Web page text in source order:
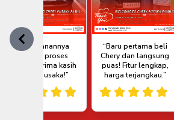
“Pelayanannya
ramah, proses
cepat, Terima kasih
Chery Pusaka!”
“Baru pertama beli
Chery dan langsung
puas! Fitur lengkap,
harga terjangkau.”
Previous